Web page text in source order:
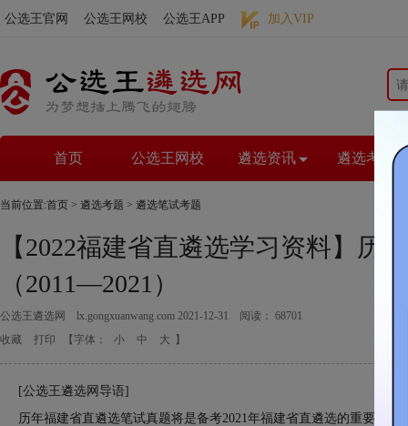
公选王官网 公选王网校 公选王APP 加入VIP
首页 公选王网校 遴选资讯 遴选考题
当前位置:首页 > 遴选考题 > 遴选笔试考题
【2022福建省直遴选学习资料】历
（2011—2021）
公选王遴选网 lx.gongxuanwang.com 2021-12-31 阅读： 68701
收藏
打印 【字体： 小 中 大 】
[公选王遴选网导语]
历年福建省直遴选笔试真题将是备考2021年福建省直遴选的重要复